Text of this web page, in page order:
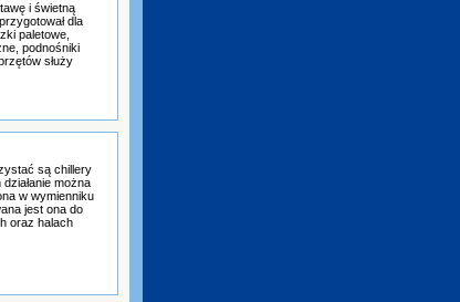
i świetną
dla
paletowe,
podnośniki
służy
są chillery
można
w wymienniku
jest ona do
oraz halach